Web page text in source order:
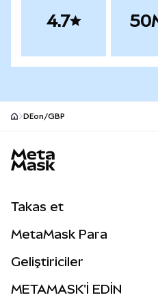
4.7
DEon/GBP
Takas et
Perps
RWA'lar
MetaMask Para
Geliştiriciler
METAMASK'İ EDİN